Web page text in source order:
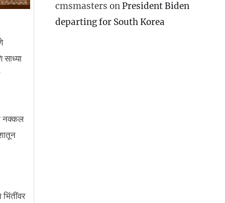
नक्कल
cmsmasters onPresident Biden
departing for South Korea